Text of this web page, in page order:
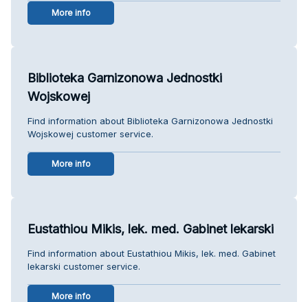
More info
Biblioteka Garnizonowa Jednostki
Wojskowej
Find information about Biblioteka Garnizonowa Jednostki
Wojskowej customer service.
More info
Eustathiou Mikis, lek. med. Gabinet lekarski
Find information about Eustathiou Mikis, lek. med. Gabinet
lekarski customer service.
More info